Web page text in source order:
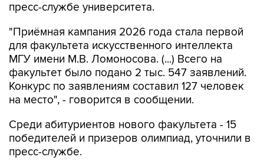
"Приёмная кампания 2026 года стала первой
МГУ имени М.В. Ломоносова. (...) Всего на
факультет было подано 2 тыс. 547 заявлений.
Конкурс по заявлениям составил 127 человек
на место", - говорится в сообщении.
Среди абитуриентов нового факультета - 15
пресс-службе.
Всего на бюджетные места в МГУ подано 91